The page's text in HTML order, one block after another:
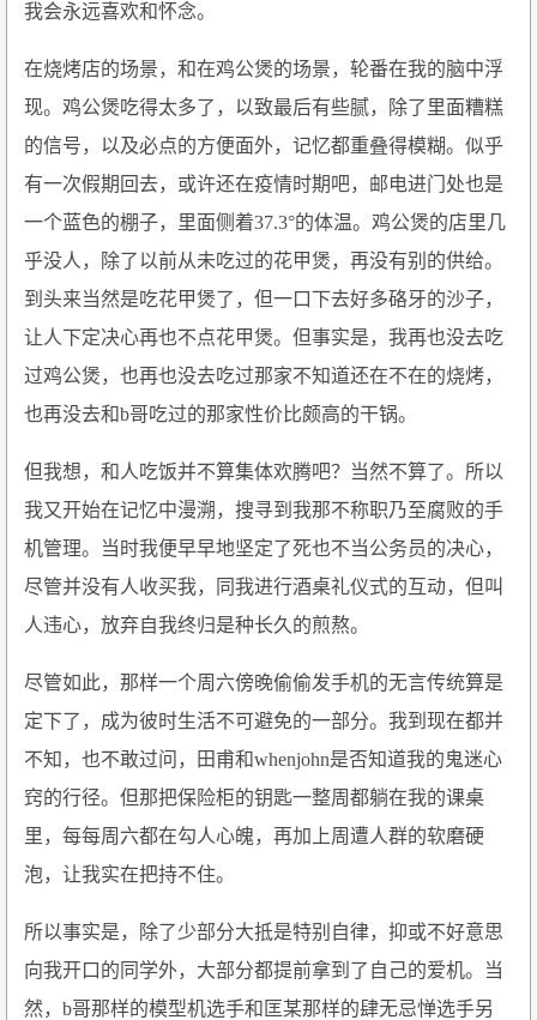
我会永远喜欢和怀念。
在烧烤店的场景，和在鸡公煲的场景，轮番在我的脑中浮
现。鸡公煲吃得太多了，以致最后有些腻，除了里面糟糕
的信号，以及必点的方便面外，记忆都重叠得模糊。似乎
有一次假期回去，或许还在疫情时期吧，邮电进门处也是
一个蓝色的棚子，里面侧着37.3°的体温。鸡公煲的店里几
乎没人，除了以前从未吃过的花甲煲，再没有别的供给。
到头来当然是吃花甲煲了，但一口下去好多硌牙的沙子，
让人下定决心再也不点花甲煲。但事实是，我再也没去吃
过鸡公煲，也再也没去吃过那家不知道还在不在的烧烤，
也再没去和b哥吃过的那家性价比颇高的干锅。
但我想，和人吃饭并不算集体欢腾吧？当然不算了。所以
我又开始在记忆中漫溯，搜寻到我那不称职乃至腐败的手
机管理。当时我便早早地坚定了死也不当公务员的决心，
尽管并没有人收买我，同我进行酒桌礼仪式的互动，但叫
人违心，放弃自我终归是种长久的煎熬。
尽管如此，那样一个周六傍晚偷偷发手机的无言传统算是
定下了，成为彼时生活不可避免的一部分。我到现在都并
不知，也不敢过问，田甫和whenjohn是否知道我的鬼迷心
窍的行径。但那把保险柜的钥匙一整周都躺在我的课桌
里，每每周六都在勾人心魄，再加上周遭人群的软磨硬
泡，让我实在把持不住。
所以事实是，除了少部分大抵是特别自律，抑或不好意思
向我开口的同学外，大部分都提前拿到了自己的爱机。当
然，b哥那样的模型机选手和匡某那样的肆无忌惮选手另